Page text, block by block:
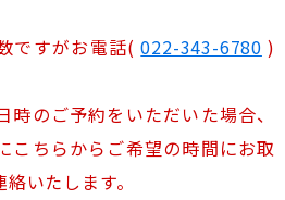
ですがお電話(022-343-6780 )
のご予約をいただいた場合、
こちらからご希望の時間にお取
いたします。